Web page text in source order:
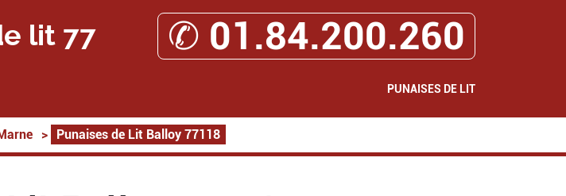
lit 77 ✆ 01.84.200.260
PUNAISES DE LIT
> Punaises de Lit Balloy 77118